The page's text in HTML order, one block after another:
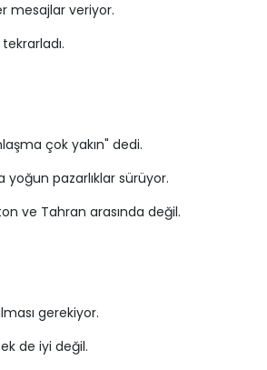
mesajlar veriyor.
çok yakın" dedi.
yoğun pazarlıklar sürüyor.
ve Tahran arasında değil.
gerekiyor.
de iyi değil.